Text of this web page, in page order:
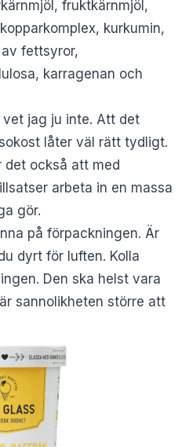
fruktkärnmjöl,
kurkumin,
fettsyror,
karragenan och
jag ju inte. Att det
låter väl rätt tydligt.
det också att med
arbeta in en massa
gör.
på förpackningen. Är
dyrt för luften. Kolla
Den ska helst vara
sannolikheten större att